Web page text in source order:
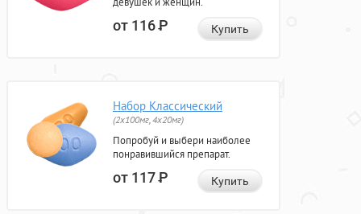
от 116Р Купить
Набор Классический
(2x100мг, 4x20мг)
Попробуй и выбери наиболее
понравившийся препарат.
от 117Р Купить